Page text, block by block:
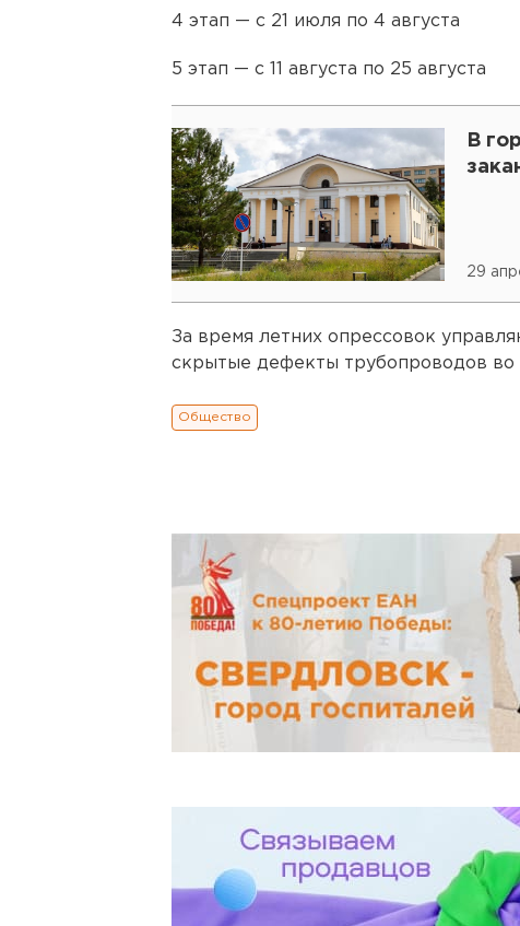
4 этап — с 21 июля по 4 августа
5 этап — с 11 августа по 25 августа
В
29
За время летних опрессовок
скрытые дефекты трубопроводов во
Общество